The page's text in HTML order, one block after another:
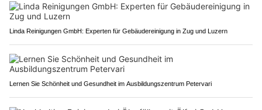
Linda Reinigungen GmbH: Experten für Gebäudereinigung in Zug und Luzern
Lernen Sie Schönheit und Gesundheit im Ausbildungszentrum Petervari